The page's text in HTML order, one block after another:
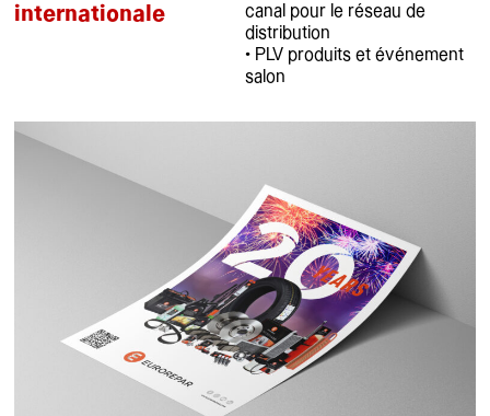
internationale
canal pour le réseau de
distribution
• PLV produits et événement
salon